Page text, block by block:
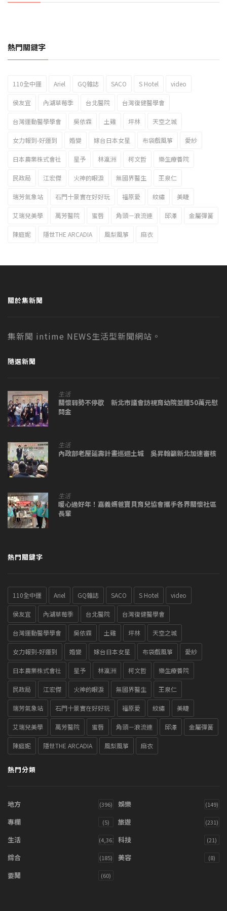
2023新北市北海岸國際風箏節「風在石起」霸氣回歸
熱門關鍵字
110全中運 Ariel GQ雜誌 SACO S Hotel video
侯友宜 內湖草莓季 台北醫院 台灣復健醫學會
台灣運動醫學學會 吳依霖 土雞 坪林 天空之城
女力報到-好運到 婚變 嫁台日本女星 布袋戲風箏 愛紗
日本農業株式會社 星予 林瀛洲 柯文哲 樂生療養院
民政局 江宏傑 火神的眼淚 無國界醫生 王泉仁
瑞芳氣象站 石門十景實在好好玩 福原愛 紋繡 美睫
艾瑞兒美學 萬芳醫院 蜜唇 角頭－浪流連 邱澤 金屬彈簧
陳庭妮 隱世THE ARCADIA 風梨風箏 麻衣
關於集新聞
集新聞 intime NEWS生活型新聞網站。
隨選新聞
生活
關懷弱勢不停歇 新北市議會訪視育幼院並贈50萬元慰
問金
生活
內政部老屋延壽計畫巡迴土城 吳昇翰籲新北加速審核
生活
暖心過好年！嘉義媽爸寶貝育兒協會攜手各界關懷社區
長輩
熱門關鍵字
110全中運 Ariel GQ雜誌 SACO S Hotel video
侯友宜 內湖草莓季 台北醫院 台灣復健醫學會
台灣運動醫學學會 吳依霖 土雞 坪林 天空之城
女力報到-好運到 婚變 嫁台日本女星 布袋戲風箏 愛紗
日本農業株式會社 星予 林瀛洲 柯文哲 樂生療養院
民政局 江宏傑 火神的眼淚 無國界醫生 王泉仁
瑞芳氣象站 石門十景實在好好玩 福原愛 紋繡 美睫
艾瑞兒美學 萬芳醫院 蜜唇 角頭－浪流連 邱澤 金屬彈簧
陳庭妮 隱世THE ARCADIA 風梨風箏 麻衣
熱門分類
地方 (396) 娛樂 (149)
專欄 (5) 旅遊 (231)
生活 (4,361) 科技 (21)
綜合 (185) 美容 (8)
要聞 (60)